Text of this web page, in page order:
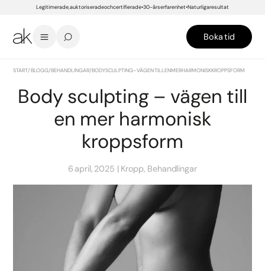
Legitimerade, auktoriserade och certifierade 30-års erfarenhet Naturliga resultat
Boka tid
START/BLOGG/BEHANDLINGAR/BODY SCULPTING – VÄGEN TILL EN MER HARMONISK KROPPSFORM
Body sculpting – vägen till
en mer harmonisk
kroppsform
6 april, 2025 Kropp, Behandlingar